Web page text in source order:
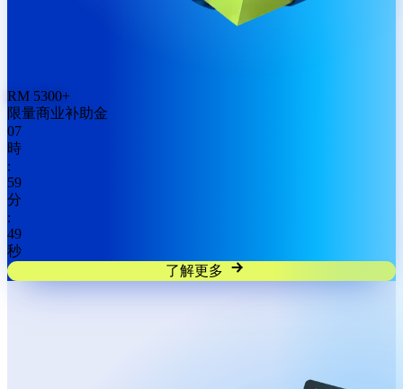
RM 5300+
限量商业补助金
07
時
:
59
分
:
48
秒
了解更多